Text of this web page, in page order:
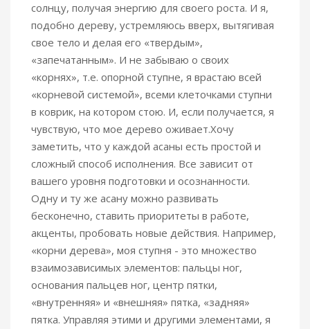
солнцу, получая энергию для своего роста. И я,
подобно дереву, устремляюсь вверх, вытягивая
свое тело и делая его «твердым»,
«запечатанным». И не забываю о своих
«корнях», т.е. опорной ступне, я врастаю всей
«корневой системой», всеми клеточками ступни
в коврик, на котором стою. И, если получается, я
чувствую, что мое дерево оживает.Хочу
заметить, что у каждой асаны есть простой и
сложный способ исполнения. Все зависит от
вашего уровня подготовки и осознанности.
Одну и ту же асану можно развивать
бесконечно, ставить приоритеты в работе,
акценты, пробовать новые действия. Например,
«корни дерева», моя ступня - это множество
взаимозависимых элементов: пальцы ног,
основания пальцев ног, центр пятки,
«внутренняя» и «внешняя» пятка, «задняя»
пятка. Управляя этими и другими элементами, я